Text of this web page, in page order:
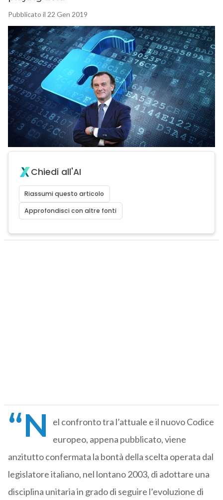
Pubblicato il 22 Gen 2019
Chiedi all'AI
Riassumi questo articolo
Approfondisci con altre fonti
“N
el confronto tra l’attuale e il nuovo Codice
europeo, appena pubblicato, viene
anzitutto confermata la bontà della scelta operata dal
legislatore italiano, nel lontano 2003, di adottare una
disciplina unitaria in grado di seguire l’evoluzione di